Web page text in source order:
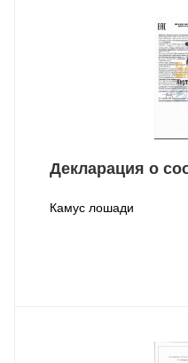
Декларация о
Камус лошади